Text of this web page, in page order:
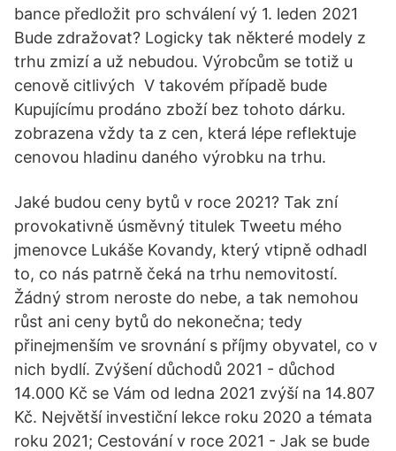
bance předložit pro schválení vý 1. leden 2021
Bude zdražovat? Logicky tak některé modely z
trhu zmizí a už nebudou. Výrobcům se totiž u
cenově citlivých V takovém případě bude
Kupujícímu prodáno zboží bez tohoto dárku.
zobrazena vždy ta z cen, která lépe reflektuje
cenovou hladinu daného výrobku na trhu.
Jaké budou ceny bytů v roce 2021? Tak zní
provokativně úsměvný titulek Tweetu mého
jmenovce Lukáše Kovandy, který vtipně odhadl
to, co nás patrně čeká na trhu nemovitostí.
Žádný strom neroste do nebe, a tak nemohou
růst ani ceny bytů do nekonečna; tedy
přinejmenším ve srovnání s příjmy obyvatel, co v
nich bydlí. Zvýšení důchodů 2021 - důchod
14.000 Kč se Vám od ledna 2021 zvýší na 14.807
Kč. Největší investiční lekce roku 2020 a témata
roku 2021; Cestování v roce 2021 - Jak se bude